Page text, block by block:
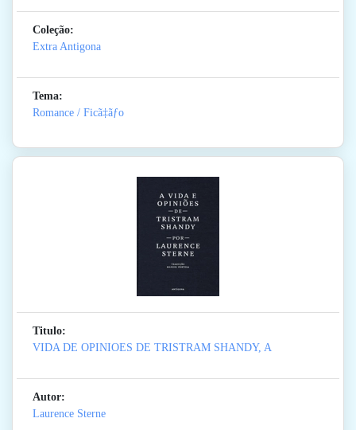
Coleção:
Extra Antigona
Tema:
Romance / Ficã‡ãƒo
Titulo:
VIDA DE OPINIOES DE TRISTRAM SHANDY, A
Autor:
Laurence Sterne